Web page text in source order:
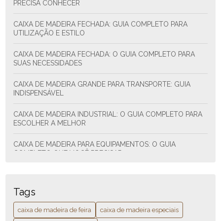
PRECISA CONHECER
CAIXA DE MADEIRA FECHADA: GUIA COMPLETO PARA
UTILIZAÇÃO E ESTILO
CAIXA DE MADEIRA FECHADA: O GUIA COMPLETO PARA
SUAS NECESSIDADES
CAIXA DE MADEIRA GRANDE PARA TRANSPORTE: GUIA
INDISPENSÁVEL
CAIXA DE MADEIRA INDUSTRIAL: O GUIA COMPLETO PARA
ESCOLHER A MELHOR
CAIXA DE MADEIRA PARA EQUIPAMENTOS: O GUIA
COMPLETO QUE VOCÊ PRECISAR
CAIXA DE MADEIRA PARA INDÚSTRIA: O QUE VOCÊ PRECISA
SABER
Tags
caixa de madeira de feira caixa de madeira especiais